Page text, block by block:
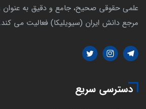
علمی حقوقی صحیح، جامع و دقیق به عنوان
مرجع دانش ایران (سیویلیکا) فعالیت می کند.
دسترسی سریع